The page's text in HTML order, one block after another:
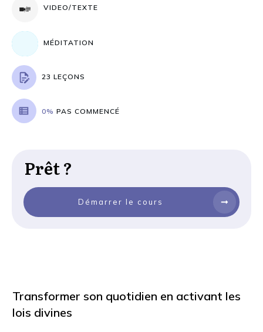
VIDEO/TEXTE
MÉDITATION
23 LEÇONS
0% PAS COMMENCÉ
Prêt ?
Démarrer le cours
Transformer son quotidien en activant les
lois divines